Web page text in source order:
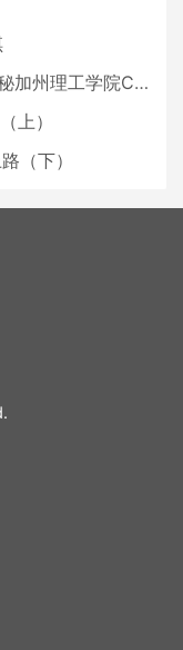
Caltech博士生活 [上集]
上）
（下）